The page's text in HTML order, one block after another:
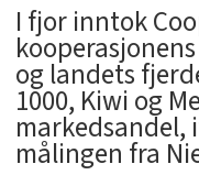
I fjor inntok
og landets
1000, Kiwi og
markedsandel,
målingen fra